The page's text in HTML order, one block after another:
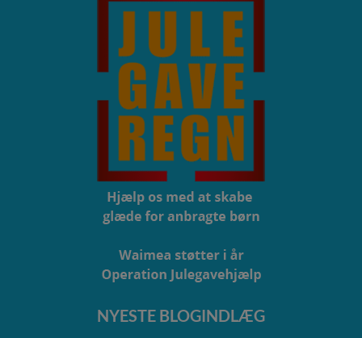
NYESTE BLOGINDLÆG